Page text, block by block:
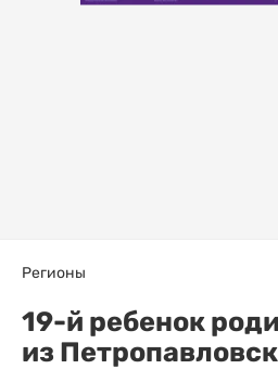
Регионы
19-й ребенок
из